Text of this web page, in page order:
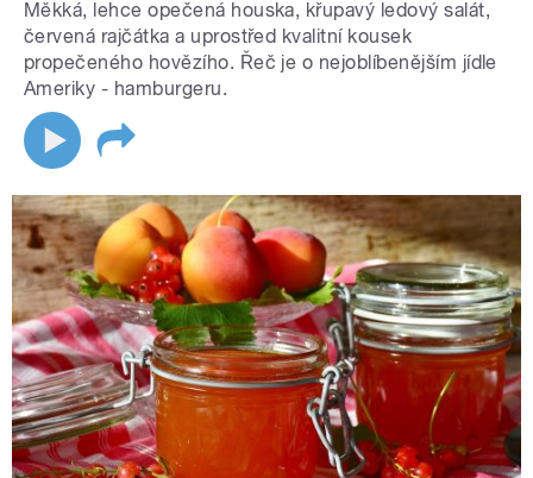
Měkká, lehce opečená houska, křupavý ledový salát,
červená rajčátka a uprostřed kvalitní kousek
propečeného hovězího. Řeč je o nejoblíbenějším jídle
Ameriky - hamburgeru.